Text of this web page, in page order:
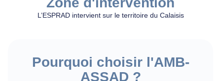
L’ESPRAD intervient sur le territoire du Calaisis
Pourquoi choisir l'AMB-
ASSAD ?